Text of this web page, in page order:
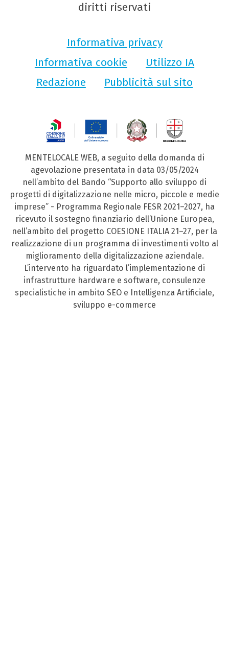
diritti riservati
Informativa privacy
Informativa cookie
Utilizzo IA
Redazione
Pubblicità sul sito
MENTELOCALE WEB, a seguito della domanda di
agevolazione presentata in data 03/05/2024
nell’ambito del Bando “Supporto allo sviluppo di
progetti di digitalizzazione nelle micro, piccole e medie
imprese” - Programma Regionale FESR 2021–2027, ha
ricevuto il sostegno finanziario dell’Unione Europea,
nell’ambito del progetto COESIONE ITALIA 21–27, per la
realizzazione di un programma di investimenti volto al
miglioramento della digitalizzazione aziendale.
L’intervento ha riguardato l’implementazione di
infrastrutture hardware e software, consulenze
specialistiche in ambito SEO e Intelligenza Artificiale,
sviluppo e-commerce